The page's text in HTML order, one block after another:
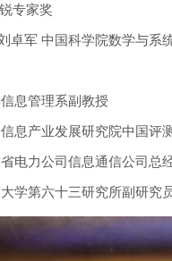
专家奖
卓军 中国科学院数学与系
息管理系副教授
息产业发展研究院中国评
电力公司信息通信公司总
学第六十三研究所副研究